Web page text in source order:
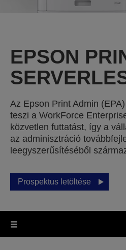
EPSON
Az Epson Print Admin
teszi a WorkForce
közvetlen futtatást, így a
az adminisztráció
leegyszerűsítéséből
Prospektus letöltése